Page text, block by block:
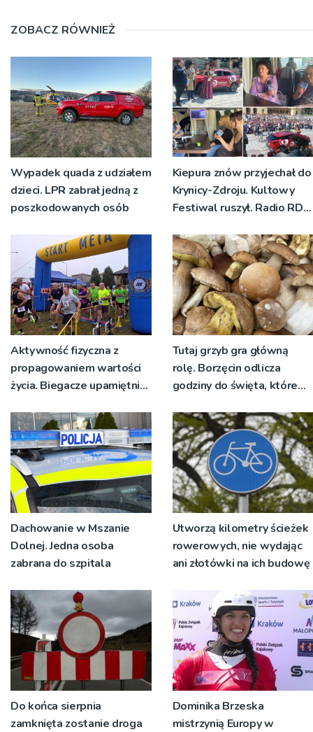
ZOBACZ RÓWNIEŻ
Wypadek quada z udziałem
dzieci. LPR zabrał jedną z
poszkodowanych osób
Kiepura znów przyjechał do
Krynicy-Zdroju. Kultowy
Festiwal ruszył. Radio RDN
żywo [ZDJĘCIA]
Aktywność fizyczna z
propagowaniem wartości
życia. Biegacze upamiętnili
Tutaj grzyb gra główną
rolę. Borzęcin odlicza
godziny do święta, które
pokoleń
Dachowanie w Mszanie
Dolnej. Jedna osoba
zabrana do szpitala
Utworzą kilometry ścieżek
rowerowych, nie wydając
ani złotówki na ich budowę
Do końca sierpnia
zamknięta zostanie droga
Dominika Brzeska
mistrzynią Europy w